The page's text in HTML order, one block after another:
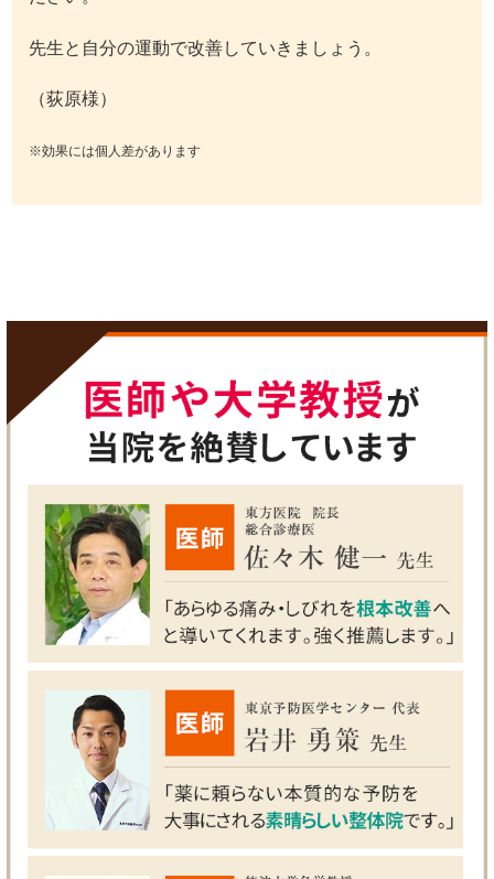
先生と自分の運動で改善していきましょう。
（荻原様）
※効果には個人差があります